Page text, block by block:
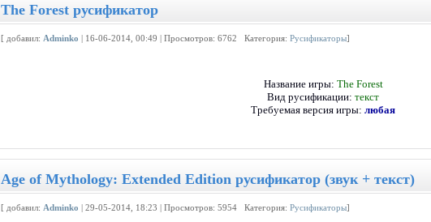
The Forest русификатор
[ добавил: Adminko | 16-06-2014, 00:49 | Просмотров: 6762 Категория: Русификаторы]
Название игры: The Forest
Вид русификации: текст
Требуемая версия игры: любая
Age of Mythology: Extended Edition русификатор (звук + текст)
[ добавил: Adminko | 29-05-2014, 18:23 | Просмотров: 5954 Категория: Русификаторы]